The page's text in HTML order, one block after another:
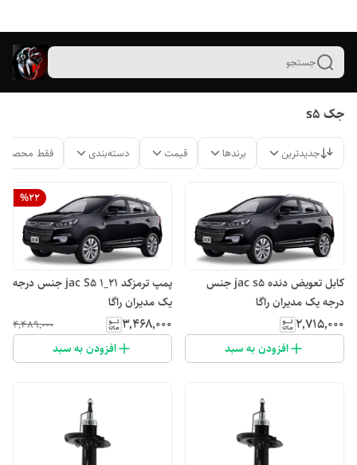
جستجو
جک s5
جدیدترین برندها قیمت دسته‌بندی فقط
کابل تعویض دنده jac s5 جنس
درجه یک مدیران راگا
۲٬۷۱۵٬۰۰۰
افزودن به سبد
%22
پمپ ترمزکد ۲۱_۱ jac S5 جنس درجه
یک مدیران راگا
۳٬۴۶۸٬۰۰۰ ۴٬۴۸۹٬۰۰۰
افزودن به سبد